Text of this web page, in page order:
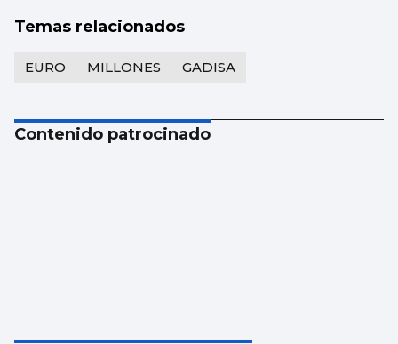
Temas relacionados
EURO MILLONES GADISA
Contenido patrocinado